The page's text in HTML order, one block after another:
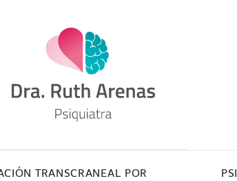
TRANSCRANEAL POR